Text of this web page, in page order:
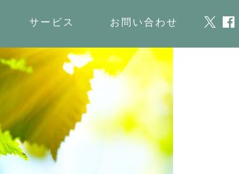
サービス お問い合わせ